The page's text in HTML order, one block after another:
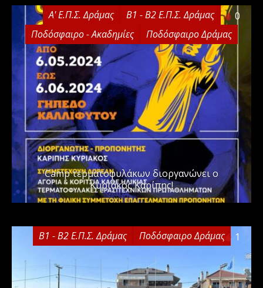
Α' Ε.Π.Σ. Δράμας
Β1 - Β2 Ε.Π.Σ. Δράμας
Ποδόσφαιρο - Ακαδημίες
Ποδόσφαιρο Δράμας
0
Camp τερματοφυλάκων διοργανώνει ο
Κυριάκος Καρίπης!
Β1 - Β2 Ε.Π.Σ. Δράμας Ποδόσφαιρο Δράμας 1